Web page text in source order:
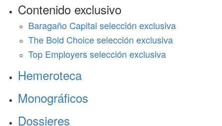
Contenido exclusivo
Baragaño Capital selección exclusiva
The Bold Choice selección exclusiva
Top Employers selección exclusiva
Hemeroteca
Monográficos
Dossieres